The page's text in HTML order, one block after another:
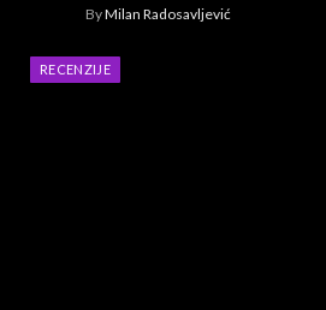
ByMilan Radosavljević
RECENZIJE